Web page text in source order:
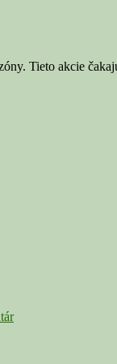
Tieto akcie